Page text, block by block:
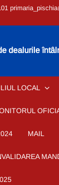
dealurile
LOCAL
MAIL